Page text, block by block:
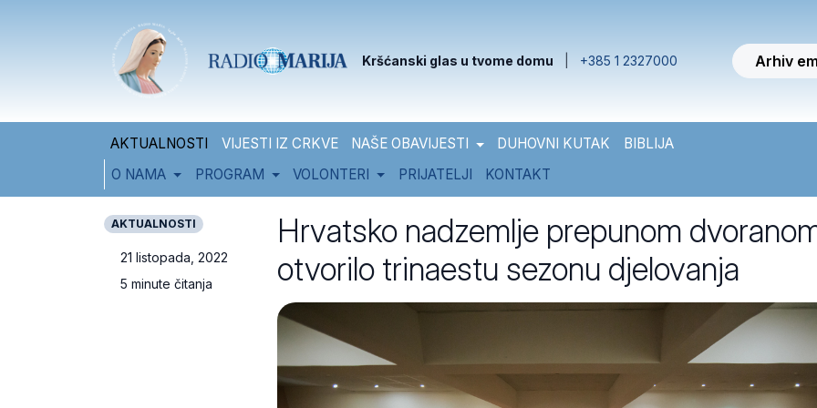
Kršćanski glas u tvome domu +385 1 2327000 Arhiv
AKTUALNOSTI VIJESTI IZ CRKVE NAŠE OBAVIJESTI DUHOVNI KUTAK
BIBLIJA
O NAMA
PROGRAM VOLONTERI PRIJATELJI KONTAKT
AKTUALNOSTI
21 listopada, 2022
5 minute čitanja
Hrvatsko nadzemlje prepunom
otvorilo trinaestu sezonu djelovanja